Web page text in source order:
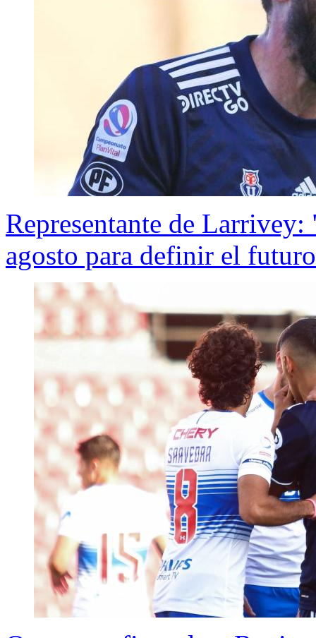
Representante de Larrivey:
agosto para definir el